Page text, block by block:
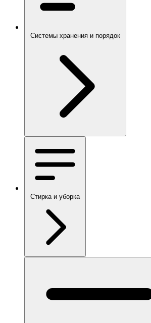
Системы хранения и порядок
Стирка и уборка